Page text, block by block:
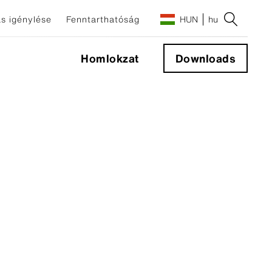
igénylése Fenntarthatóság HUN hu
Homlokzat Downloads